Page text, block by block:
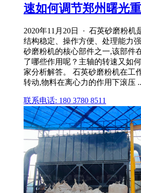
速如何调节郑州曙光
2020年11月20日 · 石英砂磨粉机
结构稳定、操作方便、处理能力
砂磨粉机的核心部件之一,该部件
了哪些作用呢？主轴的转速又如
家分析解答。 石英砂磨粉机在工
转动,物料在离心力的作用下滚压
联系电话: 180 3780 8511